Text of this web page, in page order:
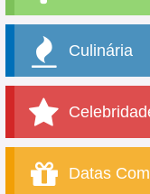
Culinária
Datas